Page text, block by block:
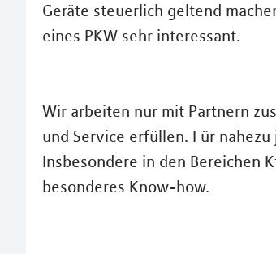
Geräte steuerlich geltend
eines PKW sehr interessant.
Wir arbeiten nur mit Partnern
und Service erfüllen. Für
Insbesondere in den Bereichen
besonderes Know-how.